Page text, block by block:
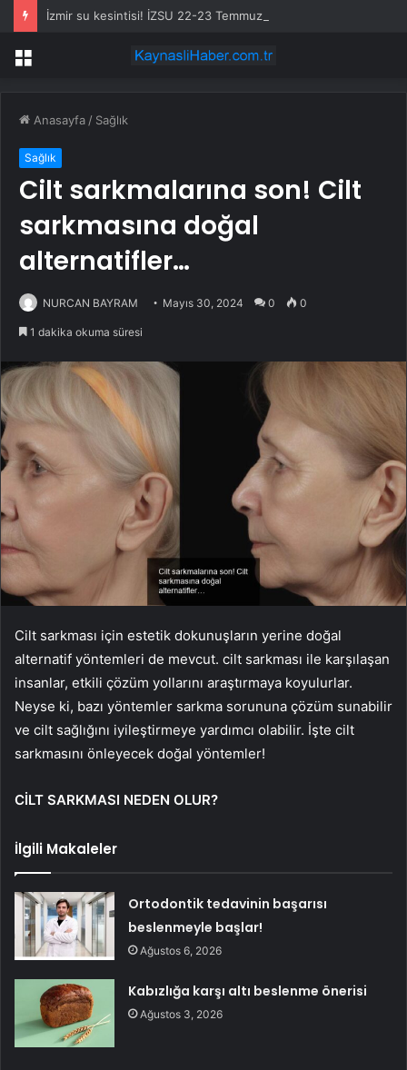
Menü
Anasayfa / Sağlık
Sağlık
Cilt sarkmalarına son! Cilt
sarkmasına doğal
alternatifler…
NURCAN BAYRAM Mayıs 30, 2024 0 0
1 dakika okuma süresi
Cilt sarkması için estetik dokunuşların yerine doğal
alternatif yöntemleri de mevcut. cilt sarkması ile karşılaşan
insanlar, etkili çözüm yollarını araştırmaya koyulurlar.
Neyse ki, bazı yöntemler sarkma sorununa çözüm sunabilir
ve cilt sağlığını iyileştirmeye yardımcı olabilir. İşte cilt
sarkmasını önleyecek doğal yöntemler!
CİLT SARKMASI NEDEN OLUR?
İlgili Makaleler
Ortodontik tedavinin başarısı
beslenmeyle başlar!
Ağustos 6, 2026
Kabızlığa karşı altı beslenme önerisi
Ağustos 3, 2026